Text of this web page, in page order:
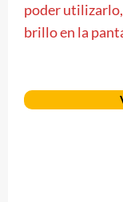
poder utilizarlo,
brillo en la